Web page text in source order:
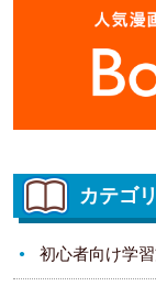
カテゴリ
初心者向け学